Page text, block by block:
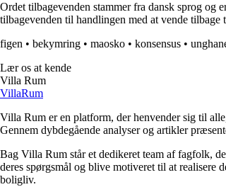
Ordet tilbagevenden stammer fra dansk sprog og
tilbagevenden til handlingen med at vende
figen • bekymring • maosko • konsensus •
Lær os at kende
Villa Rum
VillaRum
Villa Rum er en platform, der henvender sig til
Gennem dybdegående analyser og artikler
Bag Villa Rum står et dedikeret team af fagfolk,
deres spørgsmål og blive motiveret til at realisere
boligliv.